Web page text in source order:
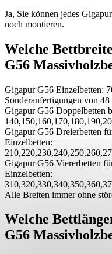
Ja, Sie können jedes
noch montieren.
Welche
G56
Gigapur G56 Einzelbetten:
Sonderanfertigungen von
Gigapur G56 Doppelbetten
Gigapur G56 Dreierbetten
Einzelbetten:
Gigapur G56 Viererbetten
Einzelbetten:
Alle Breiten immer ohne
Welche
G56